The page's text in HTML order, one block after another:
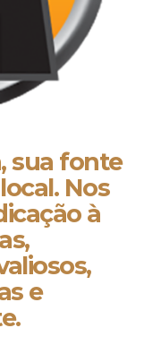
sua fonte
Nos
à
e